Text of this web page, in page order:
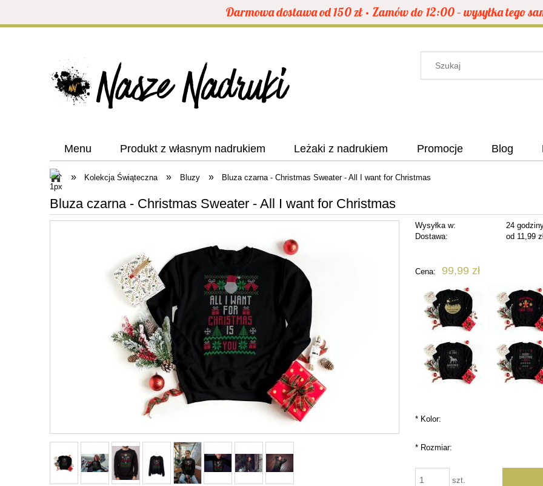
Darmowa dostawa od 150 zł • Zamów do 12:00 – wysyłka tego
Menu Produkt z własnym nadrukiem Leżaki z nadrukiem Promocje Blog
» Kolekcja Świąteczna » Bluzy » Bluza czarna - Christmas Sweater - All I want for Christmas
Bluza czarna - Christmas Sweater - All I want for Christmas
Wysyłka w:
24
Dostawa:
od 11,99
płatności
Cena: 99,99 zł
*Kolor:
*Rozmiar:
szt.